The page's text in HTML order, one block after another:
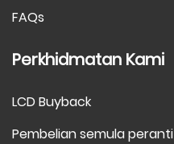
FAQs
Perkhidmatan Kami
LCD Buyback
Pembelian semula peranti